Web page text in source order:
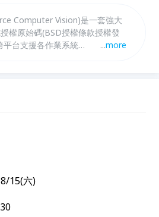
Computer Vision)是一套強大
權原始碼(BSD授權條款授權發
平台支援各作業系統
行模型訓練，實現影像即時分
...more
15(六)